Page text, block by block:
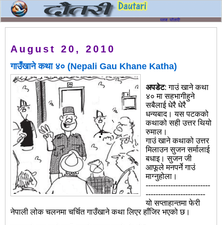
August 20, 2010
गाउँखाने कथा ४० (Nepali Gau Khane Katha)
अपडेट: गाउं खाने कथा
४० मा सहभागीहुने
सबैलाई धेरै धेरै
धन्यबाद। यस पटकको
कथाको सही उत्तर थियो
रुमाल।
गाउं खाने कथाको उत्तर
मिलाउन सुजन सर्मालाई
बधाइ। सुजन जी
आफूले मनपर्ने गाउं
माग्नुहोला।
--------------------------
------------------------
यो सप्ताहान्तमा फेरी
नेपाली लोक चलनमा चर्चित गाउँखाने कथा लिएर हाँजिर भएको छ।